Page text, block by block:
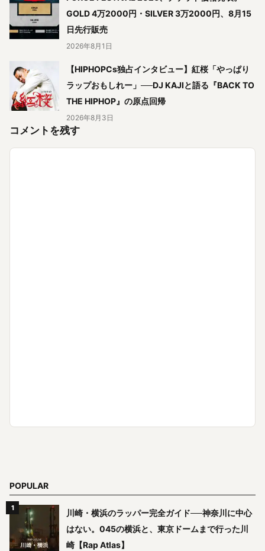
GOLD 4万2000円・SILVER 3万2000円、8月15
日先行販売
2026年8月1日
【HIPHOPCs独占インタビュー】紅桜「やっぱり
ラップおもしれー」──DJ KAJIと語る『BACK TO
THE HIPHOP』の原点回帰
2026年8月3日
コメントを残す
POPULAR
川崎・横浜のラッパー完全ガイド──神奈川に中心
はない。045の横浜と、東京ドームまで行った川
崎【Rap Atlas】